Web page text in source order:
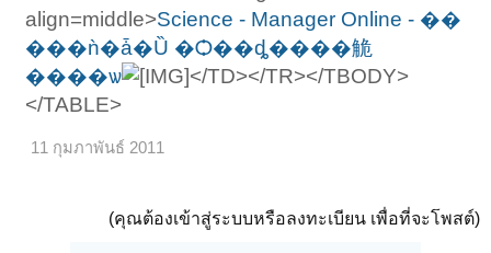
align=middle>Science - Manager Online - ��
���ǹ�ǡ�Ȕ �Ѻ��ȡ����觤
����ѡ
</TD></TR></TBODY>
</TABLE>
11 กุมภาพันธ์ 2011
(คุณต้องเข้าสู่ระบบหรือลงทะเบียน เพื่อที่จะโพสต์)